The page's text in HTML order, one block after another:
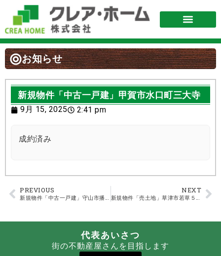
お知らせ
新規物件「中古一戸建」甲賀市水口町三大寺
9月 15, 2025 2:41 pm
成約済み
PREVIOUS
新規物件「中古一戸建」守山市播磨田町
NEXT
新規物件「売土地」草津市若草５丁目
代表あいさつ
街の不動産屋さんを目指します